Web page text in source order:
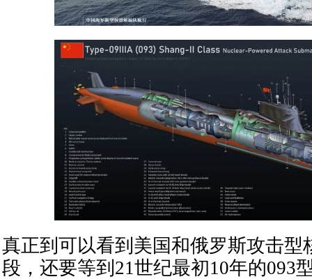
真正到可以看到美国和俄罗斯攻击型
段，还要等到21世纪最初10年的093